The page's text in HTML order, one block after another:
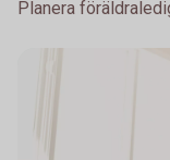
Planera